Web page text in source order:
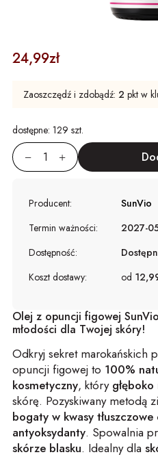
24,99zł
Zaoszczędź i zdobądź: 2 pkt w
dostępne: 129 szt.
Producent:
SunVio
Termin ważności:
2027-
Dostępność:
Koszt dostawy:
od
Olej z opuncji figowej
młodości dla Twojej skóry!
Odkryj sekret marokańskich
opuncji figowej to 100%
kosmetyczny, który
skórę. Pozyskiwany metodą
bogaty w kwasy
antyoksydanty. Spowalnia
skórze blasku. Idealny dla